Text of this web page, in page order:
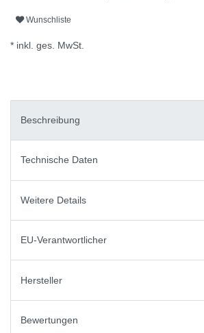
Wunschliste
* inkl. ges. MwSt.
Beschreibung
Technische Daten
Weitere Details
EU-Verantwortlicher
Hersteller
Bewertungen